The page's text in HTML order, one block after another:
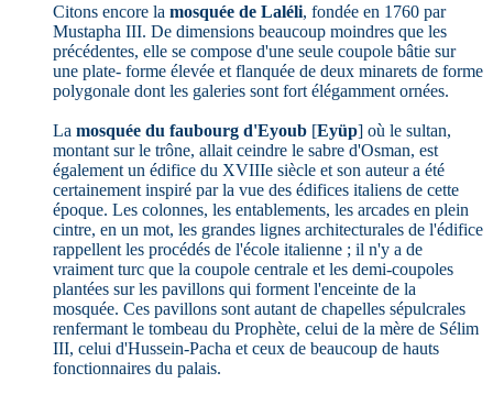
Citons encore la mosquée de Laléli, fondée en 1760 par
Mustapha III. De dimensions beaucoup moindres que les
précédentes, elle se compose d'une seule coupole bâtie sur
une plate- forme élevée et flanquée de deux minarets de forme
polygonale dont les galeries sont fort élégamment ornées.
La mosquée du faubourg d'Eyoub [Eyüp] où le sultan,
montant sur le trône, allait ceindre le sabre d'Osman, est
également un édifice du XVIIIe siècle et son auteur a été
certainement inspiré par la vue des édifices italiens de cette
époque. Les colonnes, les entablements, les arcades en plein
cintre, en un mot, les grandes lignes architecturales de l'édifice
rappellent les procédés de l'école italienne ; il n'y a de
vraiment turc que la coupole centrale et les demi-coupoles
plantées sur les pavillons qui forment l'enceinte de la
mosquée. Ces pavillons sont autant de chapelles sépulcrales
renfermant le tombeau du Prophète, celui de la mère de Sélim
III, celui d'Hussein-Pacha et ceux de beaucoup de hauts
fonctionnaires du palais.